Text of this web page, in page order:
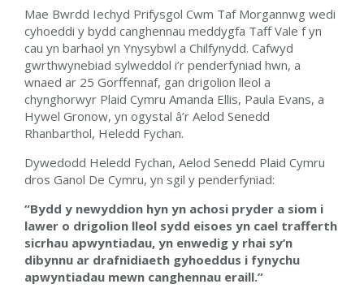
Mae Bwrdd Iechyd Prifysgol Cwm Taf Morgannwg wedi
cyhoeddi y bydd canghennau meddygfa Taff Vale f yn
cau yn barhaol yn Ynysybwl a Chilfynydd. Cafwyd
gwrthwynebiad sylweddol i’r penderfyniad hwn, a
wnaed ar 25 Gorffennaf, gan drigolion lleol a
chynghorwyr Plaid Cymru Amanda Ellis, Paula Evans, a
Hywel Gronow, yn ogystal â’r Aelod Senedd
Rhanbarthol, Heledd Fychan.
Dywedodd Heledd Fychan, Aelod Senedd Plaid Cymru
dros Ganol De Cymru, yn sgil y penderfyniad:
“Bydd y newyddion hyn yn achosi pryder a siom i
lawer o drigolion lleol sydd eisoes yn cael trafferth
sicrhau apwyntiadau, yn enwedig y rhai sy’n
dibynnu ar drafnidiaeth gyhoeddus i fynychu
apwyntiadau mewn canghennau eraill.”